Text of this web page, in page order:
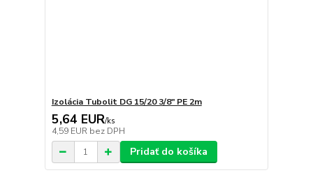
Izolácia Tubolit DG 15/20 3/8" PE 2m
5,64 EUR/ks
4,59 EUR bez DPH
Pridať do košíka